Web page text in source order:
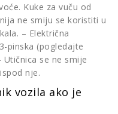
Kuke za vuču od
ne smiju se koristiti u
– Električna
pinska (pogledajte
se ne smije
nje.
vozila ako je